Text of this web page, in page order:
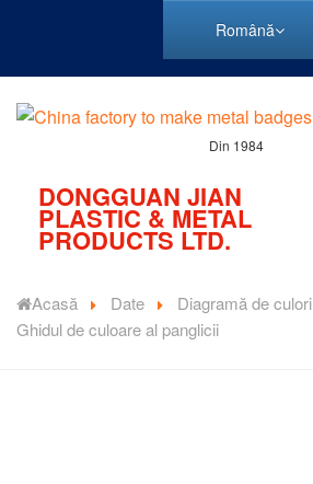
Română
Din 1984
DONGGUAN JIAN
PLASTIC & METAL
PRODUCTS LTD.
Acasă Date
Diagramă de culori
Ghidul de culoare al panglicii